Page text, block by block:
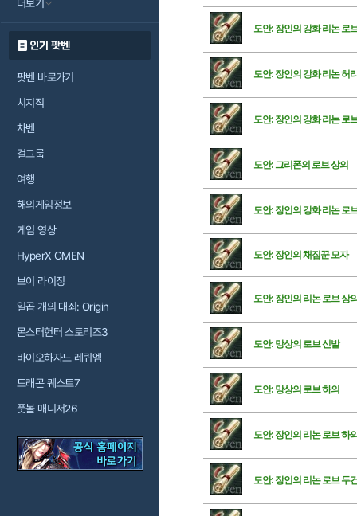
더보기
인기 팟벤
팟벤 바로가기
치지직
차벤
걸그룹
여행
해외게임정보
게임 영상
HyperX OMEN
브이 라이징
일곱 개의 대죄: Origin
몬스터헌터 스토리즈3
바이오하자드 레퀴엠
드래곤 퀘스트7
풋볼 매니저26
도안: 장인의 강화 리논 로
도안: 장인의 강화 리논 허
도안: 장인의 강화 리논 로
도안: 그리폰의 로브 상의
도안: 장인의 강화 리논 로
도안: 장인의 채집꾼 모자
도안: 장인의 리논 로브 상
도안: 망상의 로브 신발
도안: 망상의 로브 하의
도안: 장인의 리논 로브 하
도안: 장인의 리논 로브 두